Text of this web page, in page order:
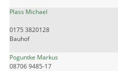
Plass Michael
0175 3820128
Bauhof
Poguntke Markus
08706 9485-17